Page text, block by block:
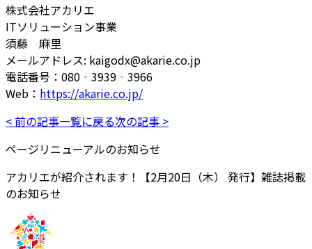
株式会社アカリエ
ITソリューション事業
須藤 麻里
メールアドレス: kaigodx@akarie.co.jp
電話番号：080‐3939‐3966
Web： https://akarie.co.jp/
< 前の記事一覧に戻る次の記事 >
ページリニューアルのお知らせ
アカリエが紹介されます！【2月20日（木） 発行】雑誌掲載
のお知らせ